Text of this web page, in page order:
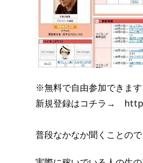
※無料で自由参加できます
新規登録はコチラ→
普段なかなか聞くことので